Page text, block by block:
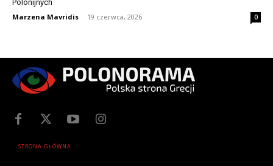
Polonijnych
Marzena Mavridis - 19 czerwca, 2026 0
STRONA GŁÓWNA